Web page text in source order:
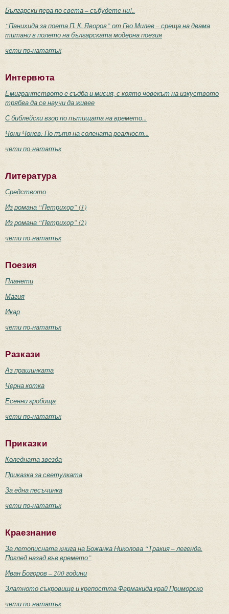
Български пера по света – събудете ни!..
“Панихида за поета П. К. Яворов” от Гео Милев – среща на двама
титани в полето на българската модерна поезия
чети по-нататък
Интервюта
Емигрантството е съдба и мисия, с която човекът на изкуството
трябва да се научи да живее
С библейски взор по пътищата на времето...
Чони Чонев: По пътя на солената реалност...
чети по-нататък
Литература
Средството
Из романа “Петрихор” (1)
Из романа “Петрихор” (2)
чети по-нататък
Поезия
Планети
Магия
Икар
чети по-нататък
Разкази
Аз прашинката
Черна котка
Есенни гробища
чети по-нататък
Приказки
Коледната звезда
Приказка за светулката
За една песъчинка
чети по-нататък
Краезнание
За летописната книга на Божанка Николова “Тракия – легенда.
Поглед назад във времето”
Иван Богоров – 200 години
Златното съкровище и крепостта Фармакида край Приморско
чети по-нататък